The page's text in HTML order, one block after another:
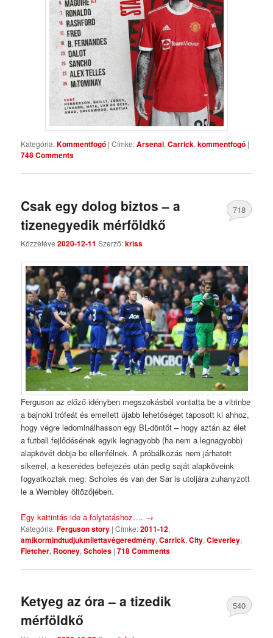
Kategória:Kommentfogó |Címke:Arsenal,Carrick,kommentfogó |
748 Comments
Csak egy dolog biztos – a
tizenegyedik mérföldkő
Közzétéve2020-12-11 Szerző:kriss
718
Ferguson az előző idényben megszokásból vontatta be a vitrinbe
a bajnoki trófeát és emellett újabb lehetőséget taposott ki ahhoz,
hogy végre ledominálhasson egy BL-döntőt – hogy aztán az élet
a futball fejlődésének egyik legnagyobb (ha nem a legnagyobb)
alapkövét dobja be ellenfélnek. A próbálkozás nem járhatott
sikerrel, a keserédes befejezés után pedig saját alapköveink
fogyatkoztak meg: Scholes és van der Sar is utoljára zuhanyzott
le a Wembley öltözőjében.
Egy kattintás ide a folytatáshoz…. →
Kategória:Ferguson story |Címke:2011-12,
amikormindtudjukmilettavégeredmény,Carrick,City,Cleverley,
Fletcher, Rooney,Scholes |718 Comments
Ketyeg az óra – a tizedik
mérföldkő
540